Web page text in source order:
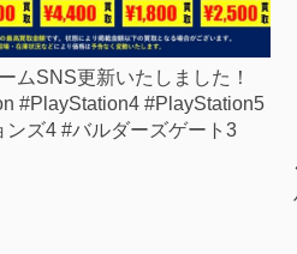
ムSNS更新いたしました！
#PlayStation4 #PlayStation5
ンズ4 #バルダーズゲート3